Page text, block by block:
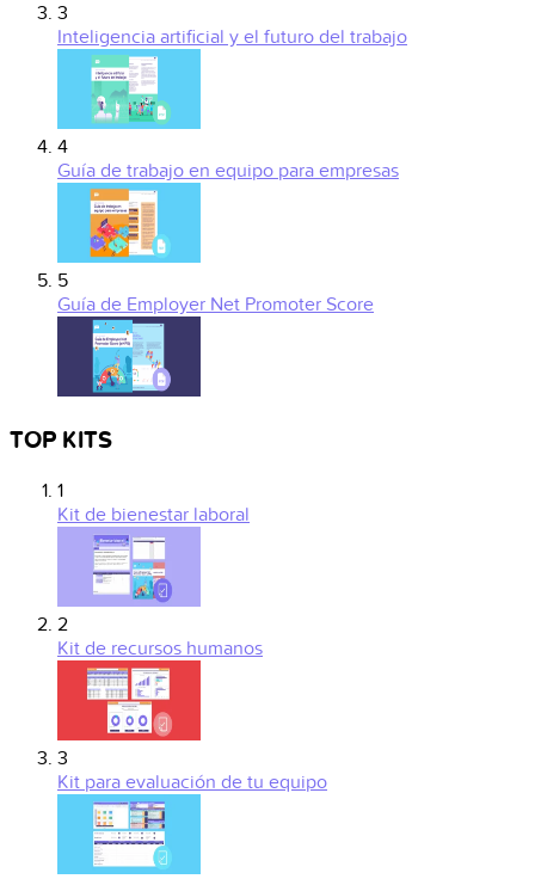
3
Inteligencia artificial y el futuro del trabajo
4
Guía de trabajo en equipo para empresas
5
Guía de Employer Net Promoter Score
TOP KITS
1
Kit de bienestar laboral
2
Kit de recursos humanos
3
Kit para evaluación de tu equipo